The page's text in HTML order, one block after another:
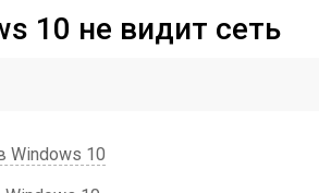
10 не видит сеть
Windows 10